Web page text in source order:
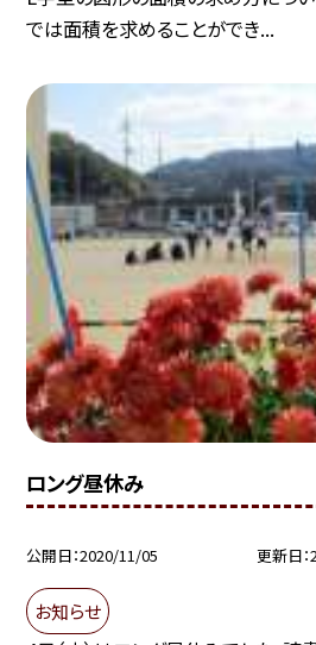
では面積を求めることができ...
ロング昼休み
公開日 2020/11/05 更新日
お知らせ